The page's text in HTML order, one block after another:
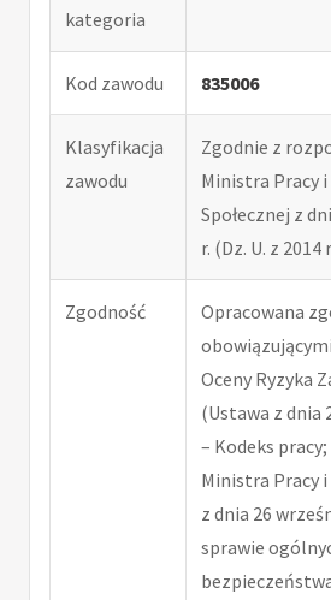
kategoria
Kod zawodu 835006
Klasyfikacja
zawodu
Zgodnie z
Ministra Pracy
Społecznej z
r. (Dz. U. z 2014
Zgodność
Opracowana
Oceny Ryzyka
(Ustawa z dnia
– Kodeks
Ministra Pracy
z dnia 26
sprawie